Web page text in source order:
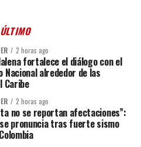
2 horas ago
fortalece el diálogo con el
Nacional alrededor de las
Caribe
2 horas ago
no se reportan afectaciones”:
pronuncia tras fuerte sismo